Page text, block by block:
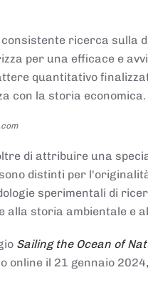
ricerca sulla
per una efficace e
quantitativo
con la storia economica.
di attribuire una
distinti per
sperimentali di
alla storia ambientale e
Sailing the Ocean of
online il 21 gennaio